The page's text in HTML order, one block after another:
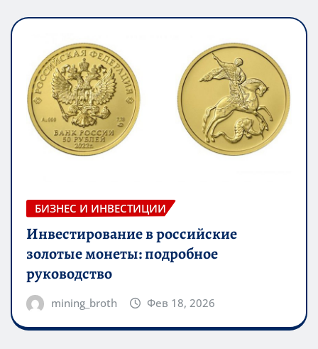
БИЗНЕС И ИНВЕСТИЦИИ
Инвестирование в российские
золотые монеты: подробное
руководство
mining_broth Фев 18, 2026